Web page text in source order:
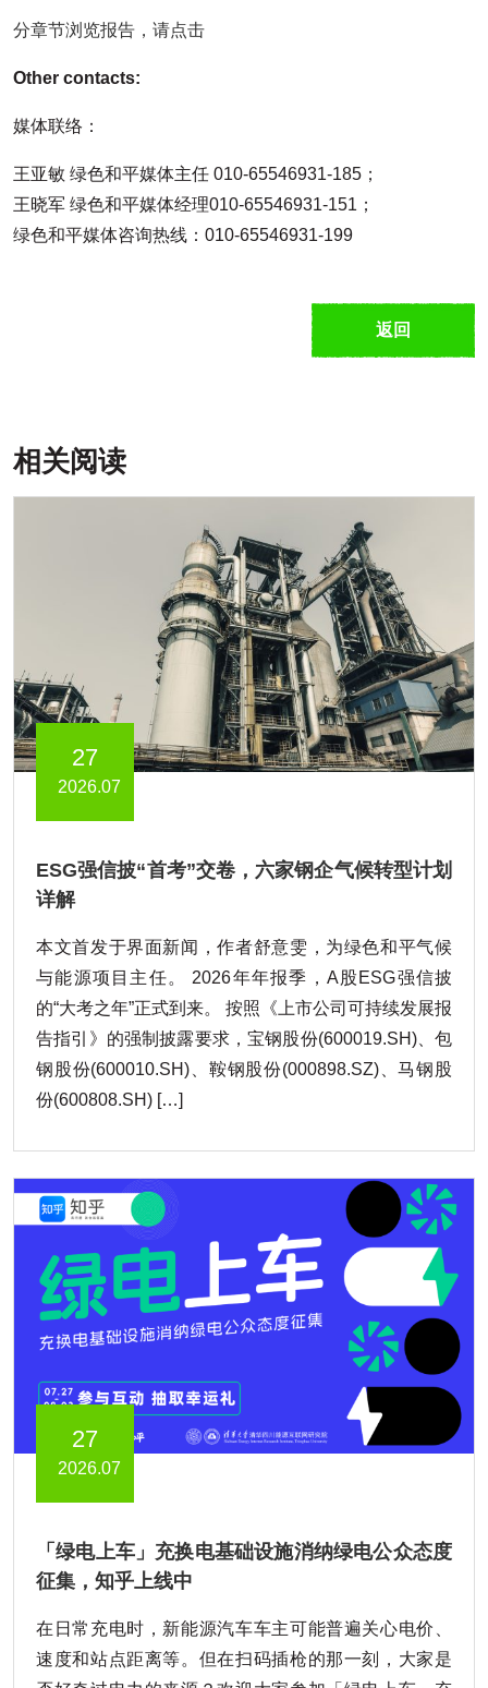
分章节浏览报告，请点击
Other contacts:
媒体联络：
王亚敏 绿色和平媒体主任 010-65546931-185；
王晓军 绿色和平媒体经理010-65546931-151；
绿色和平媒体咨询热线：010-65546931-199
返回
相关阅读
27
2026.07
ESG强信披“首考”交卷，六家钢企气候转型计划
详解
本文首发于界面新闻，作者舒意雯，为绿色和平气候
与能源项目主任。 2026年年报季，A股ESG强信披
的“大考之年”正式到来。 按照《上市公司可持续发展报
告指引》的强制披露要求，宝钢股份(600019.SH)、包
钢股份(600010.SH)、鞍钢股份(000898.SZ)、马钢股
份(600808.SH) […]
27
2026.07
「绿电上车」充换电基础设施消纳绿电公众态度
征集，知乎上线中
在日常充电时，新能源汽车车主可能普遍关心电价、
速度和站点距离等。但在扫码插枪的那一刻，大家是